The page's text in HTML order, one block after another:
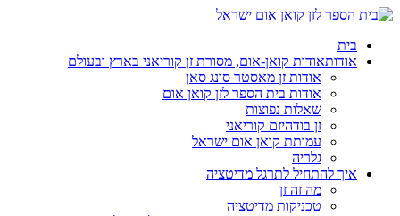
בית
אודותאודות קואן-אום, מסורת זן קוריאני בארץ ובעולם
אודות זן מאסטר סונג סאן
אודות בית הספר לזן קואן אום
שאלות נפוצות
זן בודהיזם קוריאני
עמותת קואן אום ישראל
גלריה
איך להתחיל לתרגל מדיטציה
מה זה זן
טכניקות מדיטציה